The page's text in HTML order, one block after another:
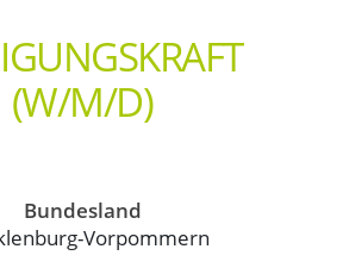
(W/M/D)
Bundesland
Vorpommern